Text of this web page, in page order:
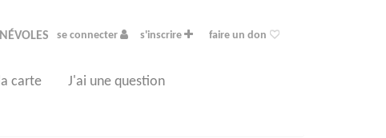
se connecter s'inscrire faire un don
carte J'ai une question